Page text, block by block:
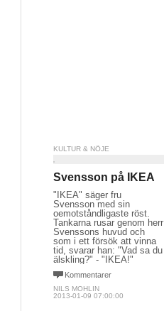
KULTUR & NÖJE
Svensson på IKEA
"IKEA" säger fru
Svensson med sin
oemotståndligaste röst.
Tankarna rusar genom herr
Svenssons huvud och
som i ett försök att vinna
tid, svarar han: "Vad sa du
älskling?" - "IKEA!"
Kommentarer
NILS MOHLIN
2013-01-09 07:00:00